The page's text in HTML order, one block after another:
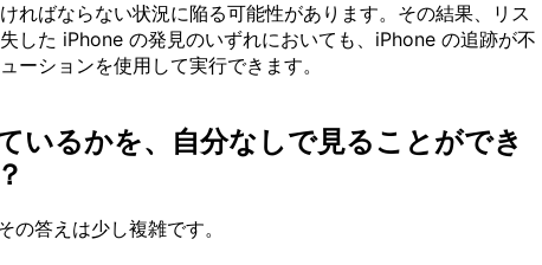
ればならない状況に陥る可能性があります。その結果、リス
した iPhone の発見のいずれにおいても、iPhone の追跡が不
ーションを使用して実行できます。
いるかを、自分なしで見ることができ
の答えは少し複雑です。